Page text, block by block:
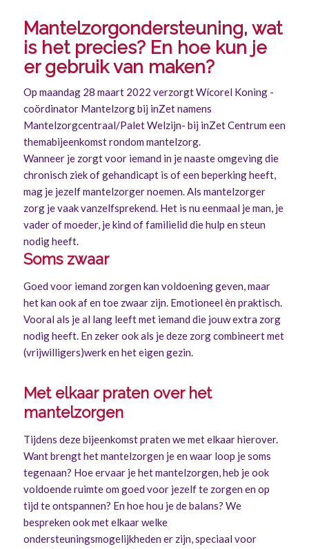
Mantelzorgondersteuning, wat
is het precies? En hoe kun je
er gebruik van maken?
Op maandag 28 maart 2022 verzorgt Wícorel Koning -
coördinator Mantelzorg bij inZet namens
Mantelzorgcentraal/Palet Welzijn- bij inZet Centrum een
themabijeenkomst rondom mantelzorg.
Wanneer je zorgt voor iemand in je naaste omgeving die
chronisch ziek of gehandicapt is of een beperking heeft,
mag je jezelf mantelzorger noemen. Als mantelzorger
zorg je vaak vanzelfsprekend. Het is nu eenmaal je man, je
vader of moeder, je kind of familielid die hulp en steun
nodig heeft.
Soms zwaar
Goed voor iemand zorgen kan voldoening geven, maar
het kan ook af en toe zwaar zijn. Emotioneel èn praktisch.
Vooral als je al lang leeft met iemand die jouw extra zorg
nodig heeft. En zeker ook als je deze zorg combineert met
(vrijwilligers)werk en het eigen gezin.
Met elkaar praten over het
mantelzorgen
Tijdens deze bijeenkomst praten we met elkaar hierover.
Want brengt het mantelzorgen je en waar loop je soms
tegenaan? Hoe ervaar je het mantelzorgen, heb je ook
voldoende ruimte om goed voor jezelf te zorgen en op
tijd te ontspannen? En hoe hou je de balans? We
bespreken ook met elkaar welke
ondersteuningsmogelijkheden er zijn, speciaal voor